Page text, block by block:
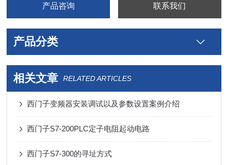
产品咨询 联系我们
产品分类
相关文章 RELATED ARTICLES
西门子变频器安装调试以及参数设置案例介绍
西门子S7-200PLC定子电阻起动电路
西门子S7-300的寻址方式